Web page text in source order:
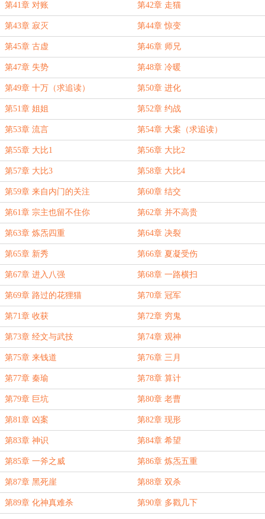
第41章 对账 第42章 走猫
第43章 寂灭 第44章 惊变
第45章 古虚 第46章 师兄
第47章 失势 第48章 冷暖
第49章 十万（求追读） 第50章 进化
第51章 姐姐 第52章 约战
第53章 流言 第54章 大案（求追读）
第55章 大比1 第56章 大比2
第57章 大比3 第58章 大比4
第59章 来自内门的关注 第60章 结交
第61章 宗主也留不住你 第62章 并不高贵
第63章 炼炁四重 第64章 决裂
第65章 新秀 第66章 夏凝受伤
第67章 进入八强 第68章 一路横扫
第69章 路过的花狸猫 第70章 冠军
第71章 收获 第72章 穷鬼
第73章 经文与武技 第74章 观神
第75章 来钱道 第76章 三月
第77章 秦瑜 第78章 算计
第79章 巨坑 第80章 老曹
第81章 凶案 第82章 现形
第83章 神识 第84章 希望
第85章 一斧之威 第86章 炼炁五重
第87章 黑死崖 第88章 双杀
第89章 化神真难杀 第90章 多戳几下